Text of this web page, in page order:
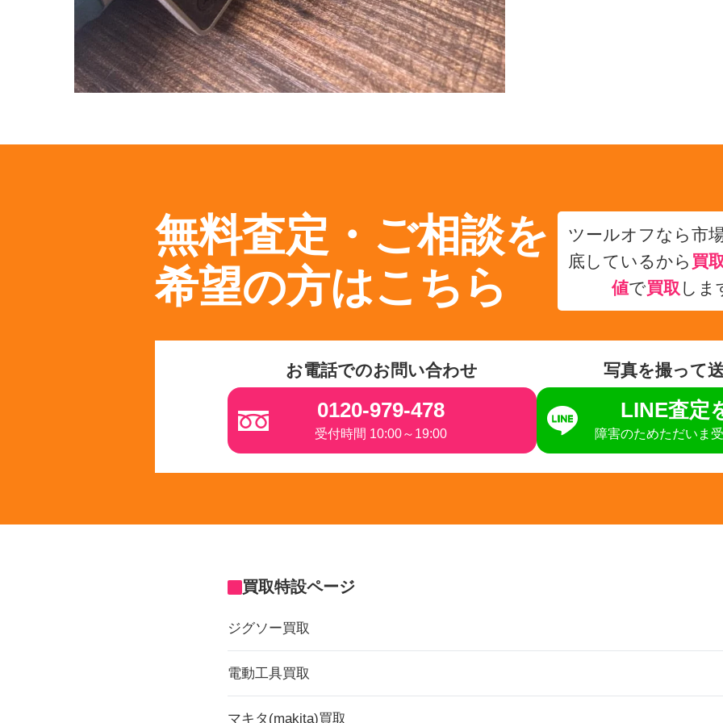
無料査定・ご相談を
希望の方はこちら
ツールオフなら市
底しているから 買
値で買取 しま
お電話でのお問い合わせ
0120-979-478
受付時間 10:00～19:00
写真を撮って
LINE査定
障害のためただいま
買取特設ページ
ジグソー買取
電動工具買取
マキタ(makita)買取